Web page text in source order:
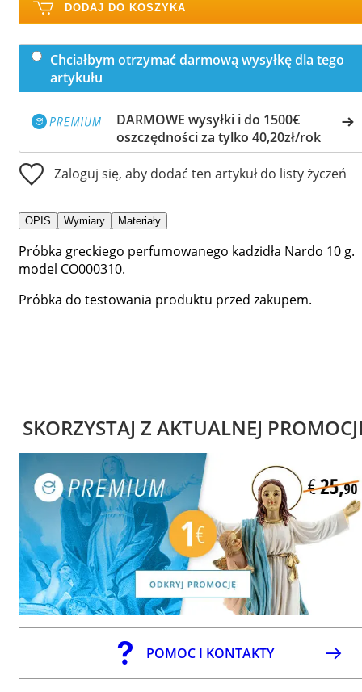
DODAJ DO KOSZYKA
Chciałbym otrzymać darmową wysyłkę dla tego
artykułu
DARMOWE wysyłki i do 1500€
oszczędności za tylko 40,20zł/rok
Zaloguj się, aby dodać ten artykuł do listy życzeń
OPIS Wymiary Materiały
Próbka greckiego perfumowanego kadzidła Nardo 10 g.
model CO000310.
Próbka do testowania produktu przed zakupem.
SKORZYSTAJ Z AKTUALNEJ
POMOC I KONTAKTY